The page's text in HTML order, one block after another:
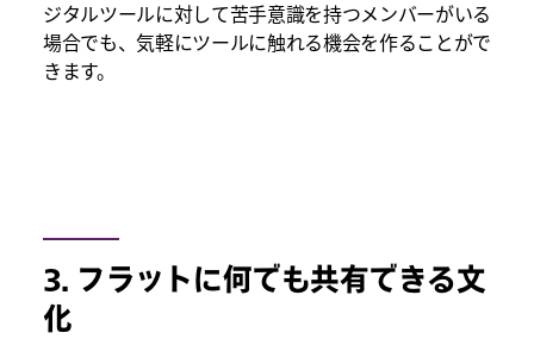
ジタルツールに対して苦手意識を持つメンバーがいる
場合でも、気軽にツールに触れる機会を作ることがで
きます。
3. フラットに何でも共有できる文
化